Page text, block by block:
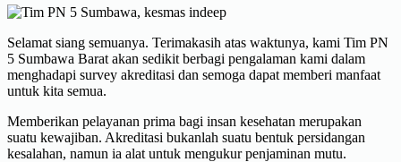
Selamat siang semuanya. Terimakasih atas waktunya, kami Tim PN
5 Sumbawa Barat akan sedikit berbagi pengalaman kami dalam
menghadapi survey akreditasi dan semoga dapat memberi manfaat
untuk kita semua.
Memberikan pelayanan prima bagi insan kesehatan merupakan
suatu kewajiban. Akreditasi bukanlah suatu bentuk persidangan
kesalahan, namun ia alat untuk mengukur penjaminan mutu.